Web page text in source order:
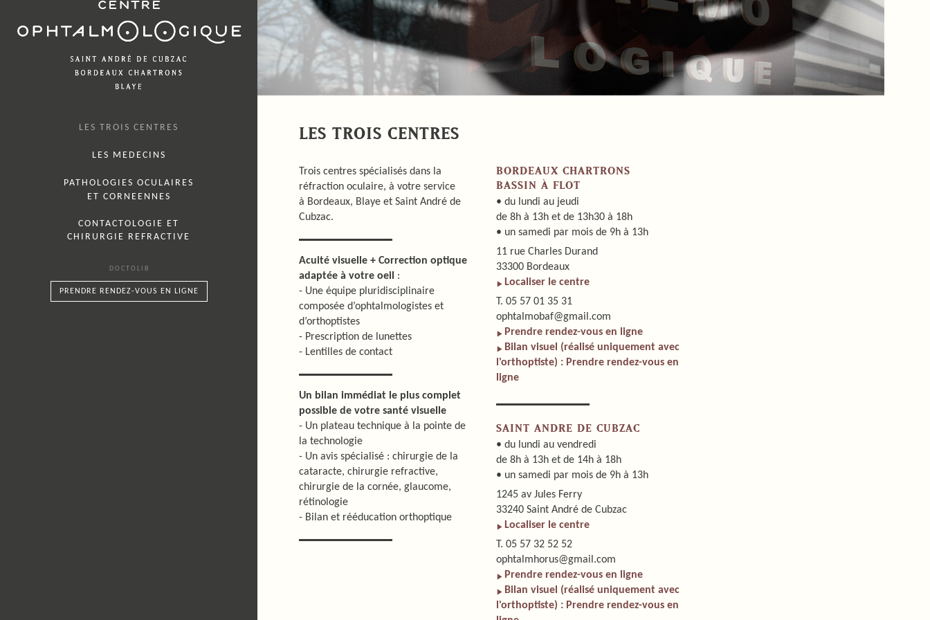
LES TROIS CENTRES
LES MEDECINS
PATHOLOGIES OCULAIRES
ET CORNEENNES
CONTACTOLOGIE ET
CHIRURGIE REFRACTIVE
DOCTOLIB
PRENDRE RENDEZ-VOUS EN LIGNE
LES TROIS CENTRES
Trois centres spécialisés dans la
réfraction oculaire, à votre service
à Bordeaux, Blaye et Saint André de
Cubzac.
Acuité visuelle + Correction optique
adaptée à votre oeil :
- Une équipe pluridisciplinaire
composée d’ophtalmologistes et
d’orthoptistes
- Prescription de lunettes
- Lentilles de contact
Un bilan immédiat le plus complet
possible de votre santé visuelle
- Un plateau technique à la pointe de
la technologie
- Un avis spécialisé : chirurgie de la
cataracte, chirurgie refractive,
chirurgie de la cornée, glaucome,
rétinologie
- Bilan et rééducation orthoptique
BORDEAUX CHARTRONS
BASSIN À FLOT
• du lundi au jeudi
de 8h à 13h et de 13h30 à 18h
• un samedi par mois de 9h à 13h
11 rue Charles Durand
33300 Bordeaux
Localiser le centre
T. 05 57 01 35 31
ophtalmobaf@gmail.com
Prendre rendez-vous en ligne
Bilan visuel (réalisé uniquement avec
l'orthoptiste) : Prendre rendez-vous en
ligne
SAINT ANDRE DE CUBZAC
• du lundi au vendredi
de 8h à 13h et de 14h à 18h
• un samedi par mois de 9h à 13h
1245 av Jules Ferry
33240 Saint André de Cubzac
Localiser le centre
T. 05 57 32 52 52
ophtalmhorus@gmail.com
Prendre rendez-vous en ligne
Bilan visuel (réalisé uniquement avec
l'orthoptiste) : Prendre rendez-vous en